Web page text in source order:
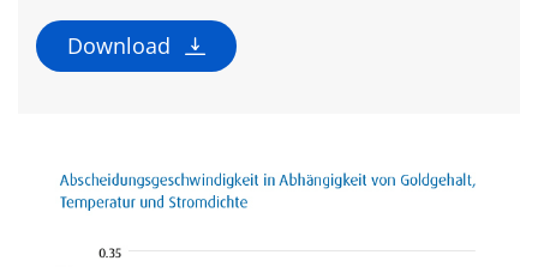
Download